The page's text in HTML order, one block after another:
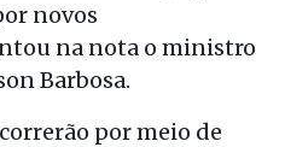
novos
na nota o ministro
Barbosa.
por meio de